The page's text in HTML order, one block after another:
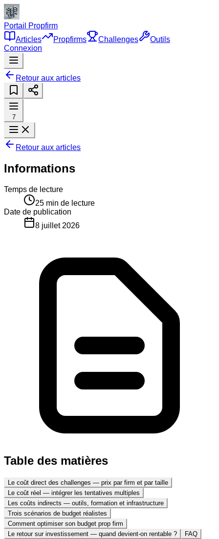
Portail Propfirm
Articles
Propfirms Challenges
Outils
Connexion
Retour aux articles
7
Retour aux articles
Informations
Temps de lecture
25 min de lecture
Date de publication
8 juillet 2026
Table des matières
Le coût direct des challenges — prix par firm et par taille
Le coût réel — intégrer les tentatives multiples
Les coûts indirects — outils, formation et infrastructure
Trois scénarios de budget réalistes
Comment optimiser son budget prop firm
Le retour sur investissement — quand devient-on rentable ?
FAQ